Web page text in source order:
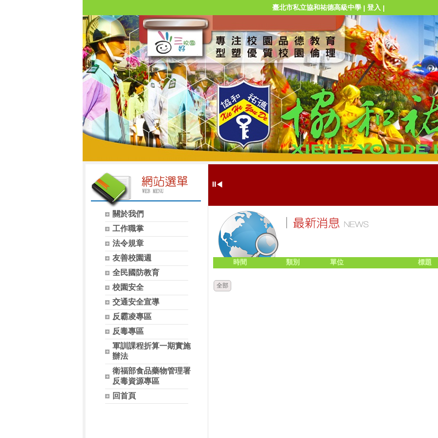
臺北市私立協和祐德高級中學 | 登入 |
關於我們
工作職掌
法令規章
友善校園週
全民國防教育
校園安全
交通安全宣導
反霸凌專區
反毒專區
軍訓課程折算一期實施
辦法
衛福部食品藥物管理署
反毒資源專區
回首頁
⏸◀
時間 類別 單位 標題
全部